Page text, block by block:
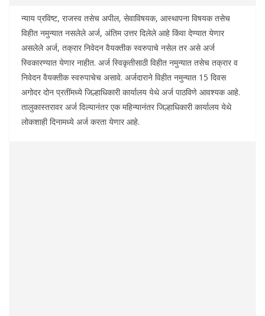
न्याय प्रविष्ट, राजस्व तसेच अपील, सेवाविषयक, आस्थापना विषयक तसेच
विहीत नमुन्यात नसलेले अर्ज, अंतिम उत्तर दिलेले आहे किंवा देण्यात येणार
असलेले अर्ज, तक्रार निवेदन वैयक्तीक स्वरुपाचे नसेल तर असे अर्ज
स्विकारण्यात येणार नाहीत. अर्ज स्विकृतीसाठी विहीत नमुन्यात तसेच तक्रार व
निवेदन वैयक्तीक स्वरुपाचेच असावे. अर्जदाराने विहीत नमुन्यात 15 दिवस
अगोदर दोन प्रतींमध्ये जिल्हाधिकारी कार्यालय येथे अर्ज पाठविणे आवश्यक आहे.
तालुकास्तरावर अर्ज दिल्यानंतर एक महिन्यानंतर जिल्हाधिकारी कार्यालय येथे
लोकशाही दिनामध्ये अर्ज करता येणार आहे.